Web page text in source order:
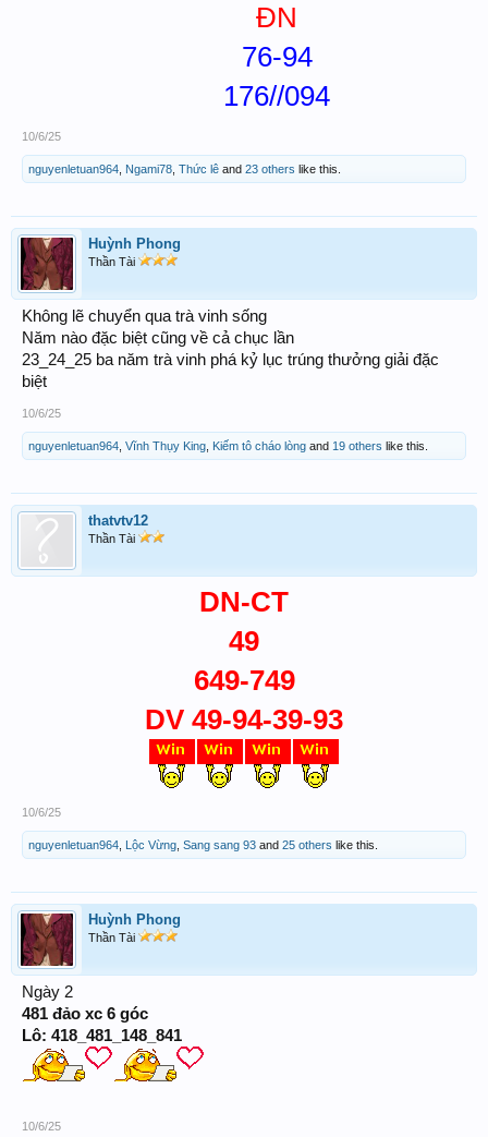
ĐN
76-94
176//094
10/6/25
nguyenletuan964 Ngami78 Thức lê and 23 others like this.
Huỳnh Phong
Thần Tài
Không lẽ chuyển qua trà vinh sống
Năm nào đặc biệt cũng về cả chục lần
23_24_25 ba năm trà vinh phá kỷ lục trúng thưởng giải đặc
biệt
10/6/25
nguyenletuan964 Vĩnh Thụy King Kiếm tô cháo lòng and 19 others like this.
thatvtv12
Thần Tài
DN-CT
49
649-749
DV 49-94-39-93
10/6/25
nguyenletuan964 Lộc Vừng Sang sang 93 and 25 others like this.
Huỳnh Phong
Thần Tài
Ngày 2
481 đảo xc 6 góc
Lô: 418_481_148_841
10/6/25